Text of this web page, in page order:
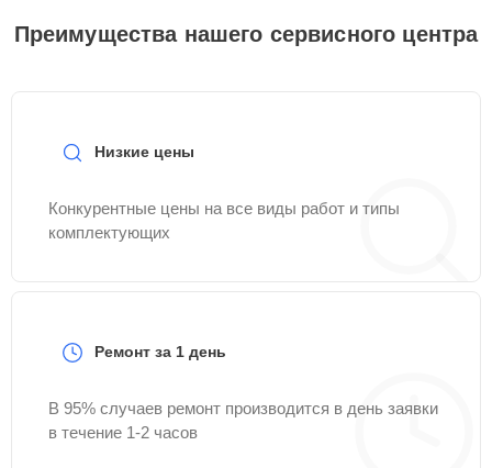
Преимущества нашего сервисного центра
Низкие цены
Конкурентные цены на все виды работ и типы
комплектующих
Ремонт за 1 день
В 95% случаев ремонт производится в день заявки
в течение 1-2 часов